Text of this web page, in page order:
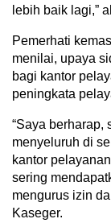
lebih baik lagi,”
Pemerhati
menilai, upaya
bagi kantor
peningkata
“Saya berharap,
menyeluruh di
kantor
sering
mengurus izin
Kaseger.